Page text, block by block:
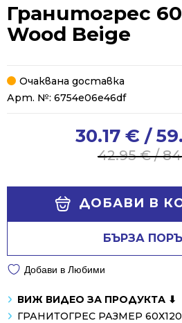
Гранитогрес
Wood Beige
Очаквана доставка
Арт. №: 6754e06e46df
42.95€/
42.95 €
30.17 € /
30.17 €
ДОБАВИ В
БЪРЗА
Добави в Любими
ВИЖ ВИДЕО ЗА ПРОДУКТА ⬇
ГРАНИТОГРЕС РАЗМЕР